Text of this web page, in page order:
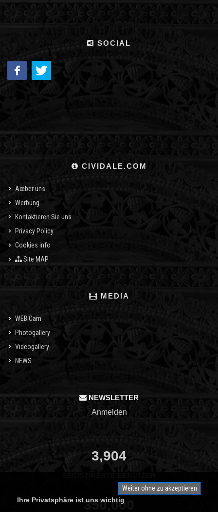
SOCIAL
CIVIDALE.COM
Ãœber uns
Werbung
Kontaktieren Sie uns
Privacy Policy
Cookies info
Site MAP
MEDIA
WEB Cam
Photogallery
Videogallery
NEWS
NEWSLETTER
Anmelden
3,904
350,000
Weiter ohne zu akzeptieren
Ihre Privatsphäre ist uns wichtig